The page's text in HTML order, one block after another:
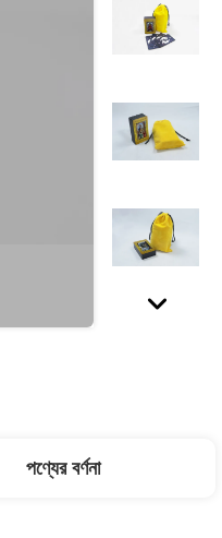
পণ্যের বর্ণনা